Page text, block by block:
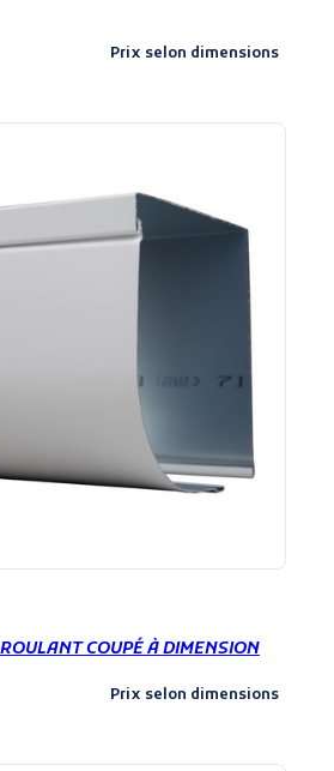
Prix selon dimensions
COUPÉ À DIMENSION
Prix selon dimensions